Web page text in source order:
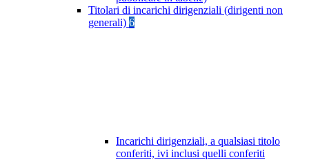
Titolari di incarichi dirigenziali (dirigenti non
generali) 6
Incarichi dirigenziali, a qualsiasi titolo
conferiti, ivi inclusi quelli conferiti